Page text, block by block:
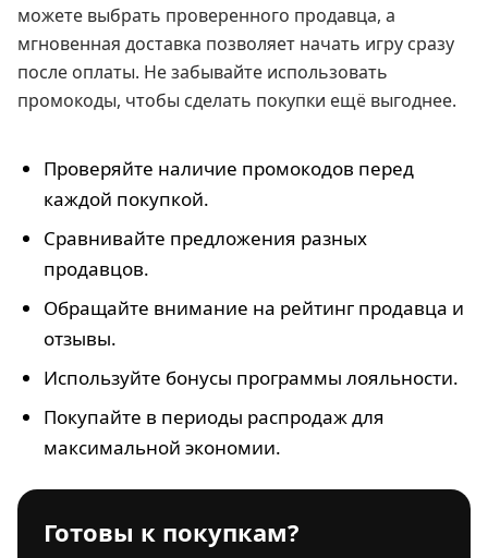
можете выбрать проверенного продавца, а
мгновенная доставка позволяет начать игру сразу
после оплаты. Не забывайте использовать
промокоды, чтобы сделать покупки ещё выгоднее.
Проверяйте наличие промокодов перед
каждой покупкой.
Сравнивайте предложения разных
продавцов.
Обращайте внимание на рейтинг продавца и
отзывы.
Используйте бонусы программы лояльности.
Покупайте в периоды распродаж для
максимальной экономии.
Готовы к покупкам?